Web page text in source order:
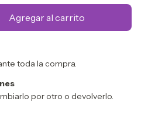
toda la compra.
por otro o devolverlo.